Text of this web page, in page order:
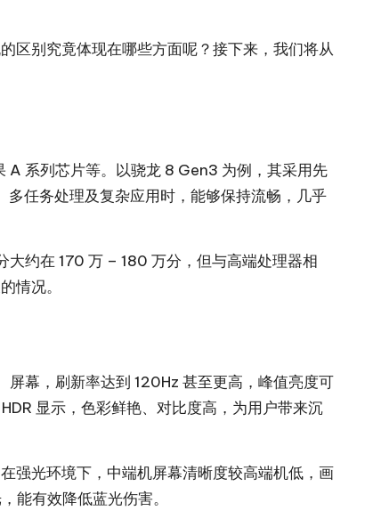
区别究竟体现在哪些方面呢？接下来，我们将从
A 系列芯片等。以骁龙 8 Gen3 为例，其采用先
任务处理及复杂应用时，能够保持流畅，几乎
约在 170 万 – 180 万分，但与高端处理器相
情况。
幕，刷新率达到 120Hz 甚至更高，峰值亮度可
显示，色彩鲜艳、对比度高，为用户带来沉
强光环境下，中端机屏幕清晰度较高端机低，画
能有效降低蓝光伤害。